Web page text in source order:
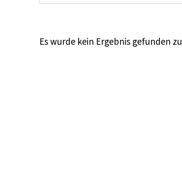
Es wurde kein Ergebnis gefunden zu